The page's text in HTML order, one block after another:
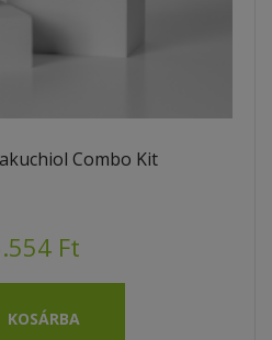
Combo Kit
Ft
KOSÁRBA